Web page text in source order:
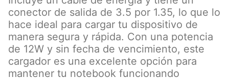
conector de salida de 3.5 por 1.35, lo que lo
hace ideal para cargar tu dispositivo de
manera segura y rápida. Con una potencia
de 12W y sin fecha de vencimiento, este
cargador es una excelente opción para
mantener tu notebook funcionando